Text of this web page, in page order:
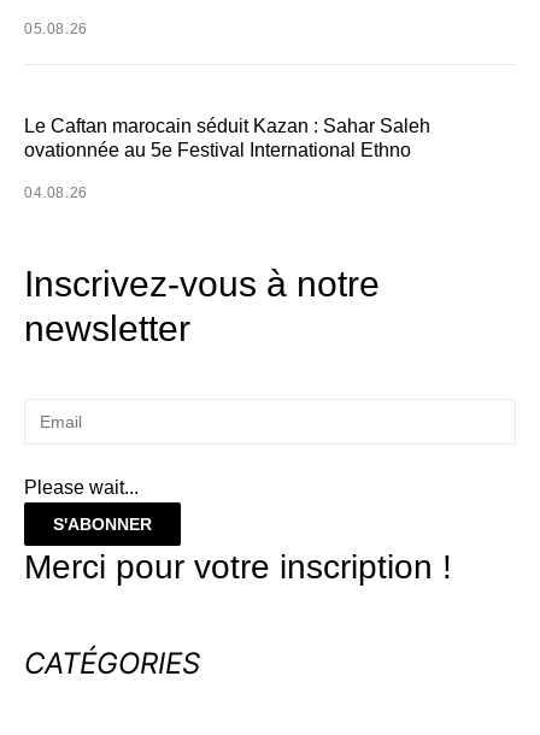
05.08.26
Le Caftan marocain séduit Kazan : Sahar Saleh
ovationnée au 5e Festival International Ethno
04.08.26
Inscrivez-vous à notre
newsletter
Please wait...
S'ABONNER
Merci pour votre inscription !
CATÉGORIES